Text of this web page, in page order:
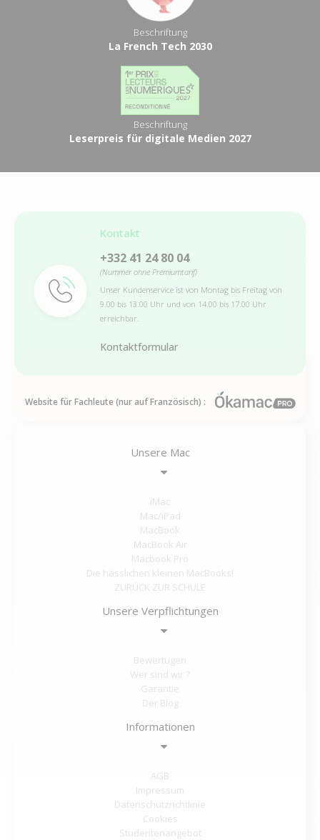
Beschriftung
La French Tech 2030
Beschriftung
Leserpreis für digitale Medien 2027
Kontakt
+332 41 24 80 04
(Nummer ohne Premiumtarif)
Unser Kundenservice ist von Montag bis Freitag von
9.00 bis 13.00 Uhr und von 14.00 bis 17.00 Uhr
erreichbar.
Kontaktformular
Website für Fachleute (nur auf Französisch) :
Unsere Mac
iMac
Mac/iPad
MacBook
MacBook Air
Macbook Pro
Die hässlichen kleinen MacBooks!
ZURÜCK ZUR SCHULE
Unsere Verpflichtungen
Bewertugen
Wer sind wir ?
Garantie
Der Blog
Informationen
AGB
Impressum
Datenschutzrichtlinie
Cookies
Studentenangebot